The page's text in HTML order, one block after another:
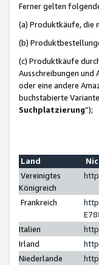
Ferner gelten
(a) Produktkäufe, die
(b)
(c) Produktkäufe
Ausschreibungen
oder eine andere
buchstabierte
Suchplatzierung”);
Land
Vereinigtes
Königreich
Frankreich
Italien
Irland
Niederlande